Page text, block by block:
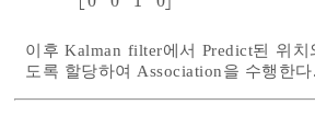
이후 Kalman filter에서 Predict된 위
도록 할당하여 Association을 수행한다.